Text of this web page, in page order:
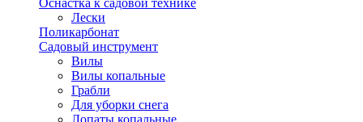
Оснастка к садовой технике
Лески
Поликарбонат
Садовый инструмент
Вилы
Вилы копальные
Грабли
Для уборки снега
Лопаты копальные